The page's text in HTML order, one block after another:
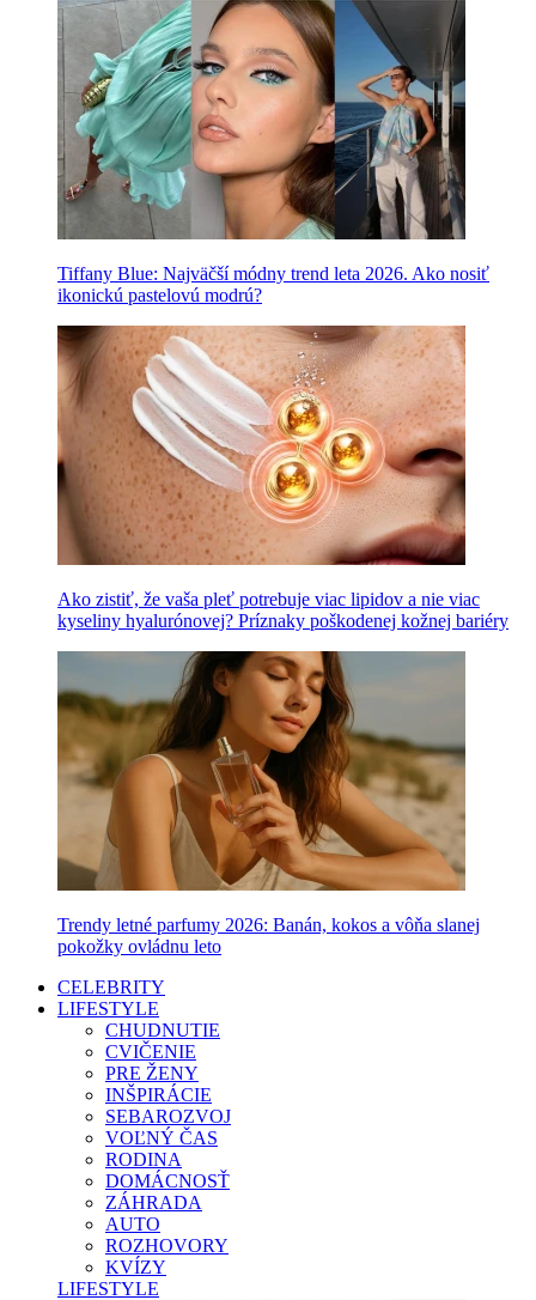
Tiffany Blue: Najväčší módny trend leta 2026. Ako nosiť
ikonickú pastelovú modrú?
Ako zistiť, že vaša pleť potrebuje viac lipidov a nie viac
kyseliny hyalurónovej? Príznaky poškodenej kožnej bariéry
Trendy letné parfumy 2026: Banán, kokos a vôňa slanej
pokožky ovládnu leto
CELEBRITY
LIFESTYLE
CHUDNUTIE
CVIČENIE
PRE ŽENY
INŠPIRÁCIE
SEBAROZVOJ
VOĽNÝ ČAS
RODINA
DOMÁCNOSŤ
ZÁHRADA
AUTO
ROZHOVORY
KVÍZY
LIFESTYLE